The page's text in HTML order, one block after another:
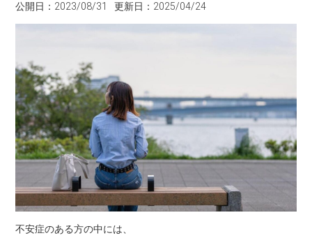
公開日：2023/08/31 更新日：2025/04/24
不安症のある方の中には、